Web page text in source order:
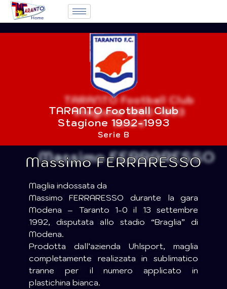
TARANTO Football Club
Stagione 1992-1993
Serie B
Massimo FERRARESSO
Maglia indossata da
Massimo FERRARESSO durante la gara
Modena – Taranto 1-0 il 13 settembre
1992, disputata allo stadio “Braglia” di
Modena.
Prodotta dall’azienda Uhlsport, maglia
completamente realizzata in sublimatico
tranne per il numero applicato in
plastichina bianca.